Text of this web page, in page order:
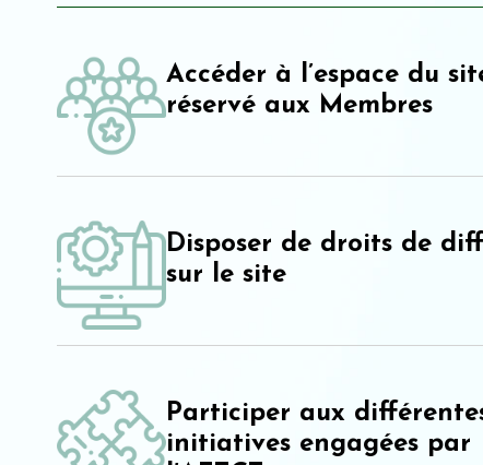
Accéder à l’espace du
réservé aux Membres
Disposer de droits de
sur le site
Participer aux
initiatives engagées par